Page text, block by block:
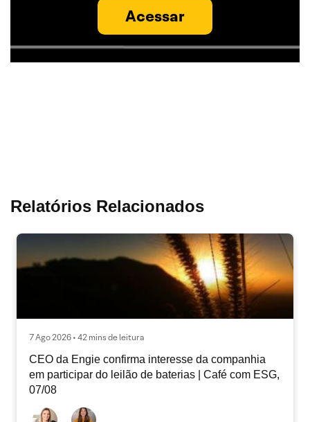
Acessar
Relatórios Relacionados
7 Ago 2026 • 42 mins de leitura
CEO da Engie confirma interesse da companhia
em participar do leilão de baterias | Café com ESG,
07/08